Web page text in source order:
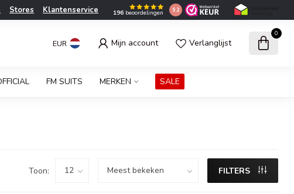
Stores Klantenservice 196 beoordelingen 9.2
EUR Mijn account Verlanglijst
0
FM SUITS MERKEN SALE
Toon: FILTERS